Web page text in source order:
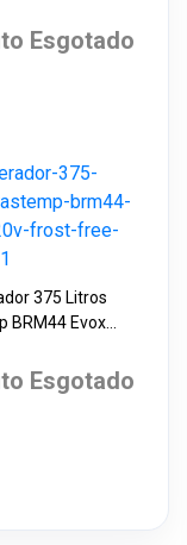
Esgotado
375 Litros
BRM44 Evox
Esgotado